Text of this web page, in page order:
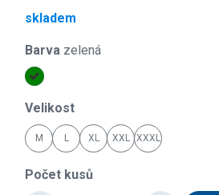
skladem
Barva zelená
Velikost
M L XL XXL XXXL
Počet kusů